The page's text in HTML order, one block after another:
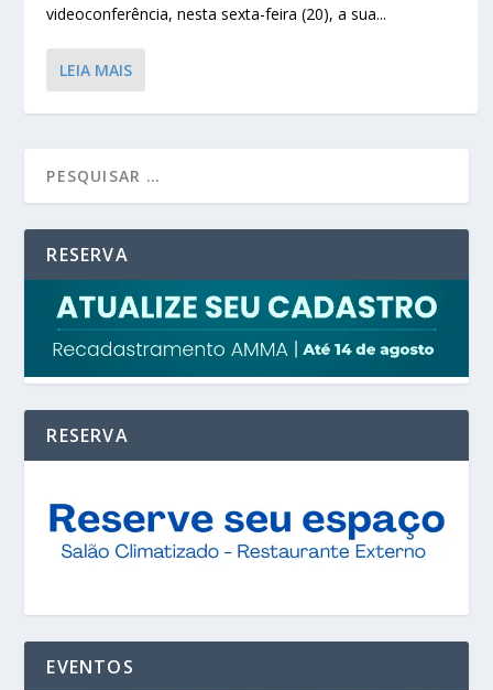
videoconferência, nesta sexta-feira (20), a sua...
LEIA MAIS
RESERVA
RESERVA
EVENTOS